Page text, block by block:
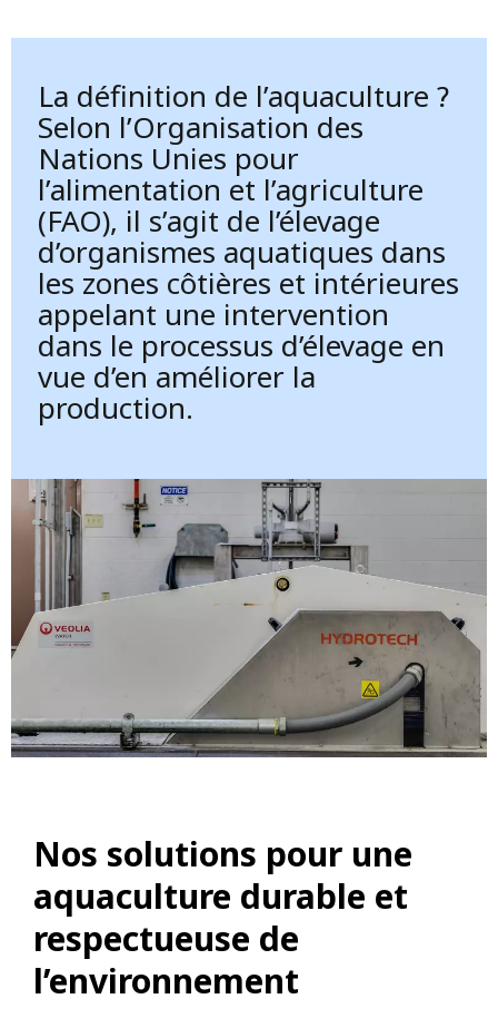
La définition de l’aquaculture ?
Selon l’Organisation des
Nations Unies pour
l’alimentation et l’agriculture
(FAO), il s’agit de l’élevage
d’organismes aquatiques dans
les zones côtières et intérieures
appelant une intervention
dans le processus d’élevage en
vue d’en améliorer la
production.
Nos solutions pour une
aquaculture durable et
respectueuse de
l’environnement